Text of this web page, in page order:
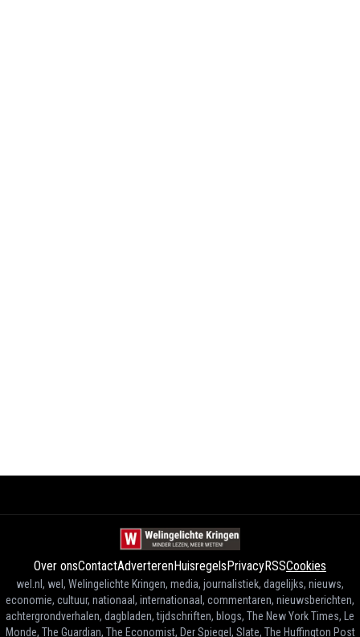
Over onsContactAdverterenHuisregelsPrivacyRSSCookies
wel.nl, wel, Welingelichte Kringen, media, journalistiek, dagelijks, nieuws,
economie, cultuur, nationaal, internationaal, commentaren, nieuwsberichten,
achtergrondverhalen, dagbladen, tijdschriften, blogs, The New York Times, Le
Monde, The Guardian, The Economist, Der Spiegel, Slate, The Huffington Post